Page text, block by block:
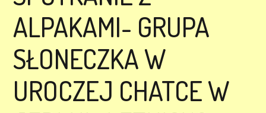
ALPAKAMI- GRUPA
SŁONECZKA W
UROCZEJ CHATCE W